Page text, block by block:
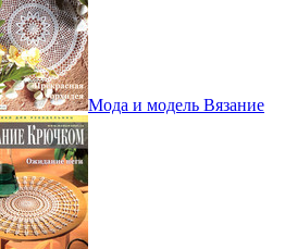
Мода и модель Вязание